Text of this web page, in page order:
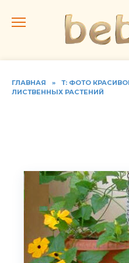
ГЛАВНАЯ »
Т: ФОТО
ЛИСТВЕННЫХ РАСТЕНИЙ